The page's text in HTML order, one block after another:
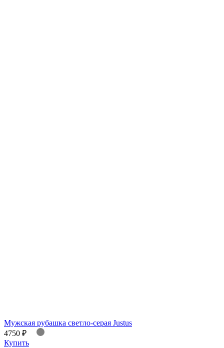
Мужская рубашка светло-серая Justus
4750 ₽
Купить